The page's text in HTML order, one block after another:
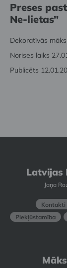
Preses
Ne-lietas”
Dekoratīvās
Norises laiks
Publicēts
Latvijas
Jaņa
Kontakti
Piekļūstamība